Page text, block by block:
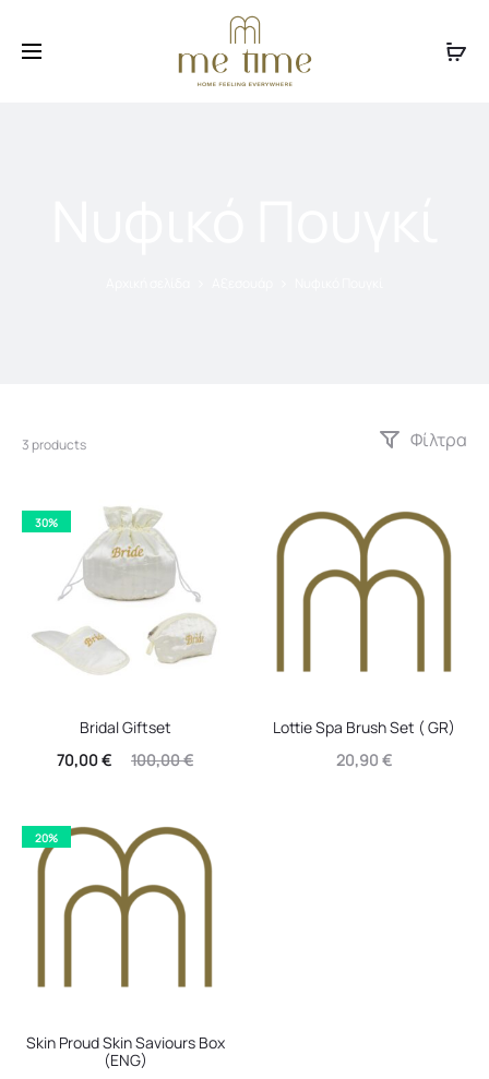
3 products Φίλτρα
30%
Bridal Giftset
100,00€
Original
was:
70,00€
Η
τιμή
είναι:
Lottie Spa Brush Set ( GR)
20,90 €
20%
Skin Proud Skin Saviours Box
(ENG)